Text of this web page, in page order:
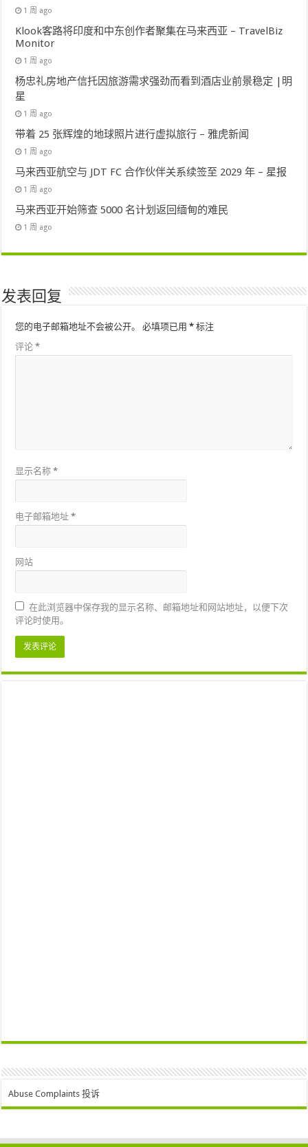
1 周 ago
Klook客路将印度和中东创作者聚集在马来西亚 – TravelBiz
Monitor
1 周 ago
杨忠礼房地产信托因旅游需求强劲而看到酒店业前景稳定 |明
星
1 周 ago
带着 25 张辉煌的地球照片进行虚拟旅行 – 雅虎新闻
1 周 ago
马来西亚航空与 JDT FC 合作伙伴关系续签至 2029 年 – 星报
1 周 ago
马来西亚开始筛查 5000 名计划返回缅甸的难民
1 周 ago
发表回复
您的电子邮箱地址不会被公开。 必填项已用* 标注
评论*
显示名称*
电子邮箱地址*
网站
在此浏览器中保存我的显示名称、邮箱地址和网站地址，以便下次
评论时使用。
Abuse Complaints 投诉